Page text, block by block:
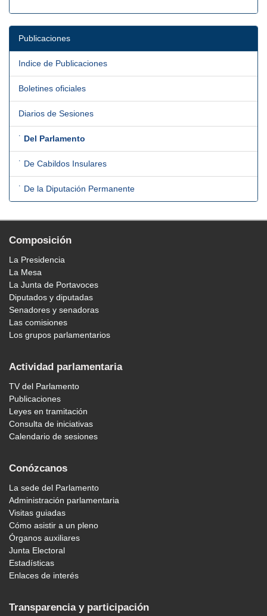
Publicaciones
Indice de Publicaciones
Boletines oficiales
Diarios de Sesiones
˙ Del Parlamento
˙ De Cabildos Insulares
˙ De la Diputación Permanente
Composición
La Presidencia
La Mesa
La Junta de Portavoces
Diputados y diputadas
Senadores y senadoras
Las comisiones
Los grupos parlamentarios
Actividad parlamentaria
TV del Parlamento
Publicaciones
Leyes en tramitación
Consulta de iniciativas
Calendario de sesiones
Conózcanos
La sede del Parlamento
Administración parlamentaria
Visitas guiadas
Cómo asistir a un pleno
Órganos auxiliares
Junta Electoral
Estadísticas
Enlaces de interés
Transparencia y participación